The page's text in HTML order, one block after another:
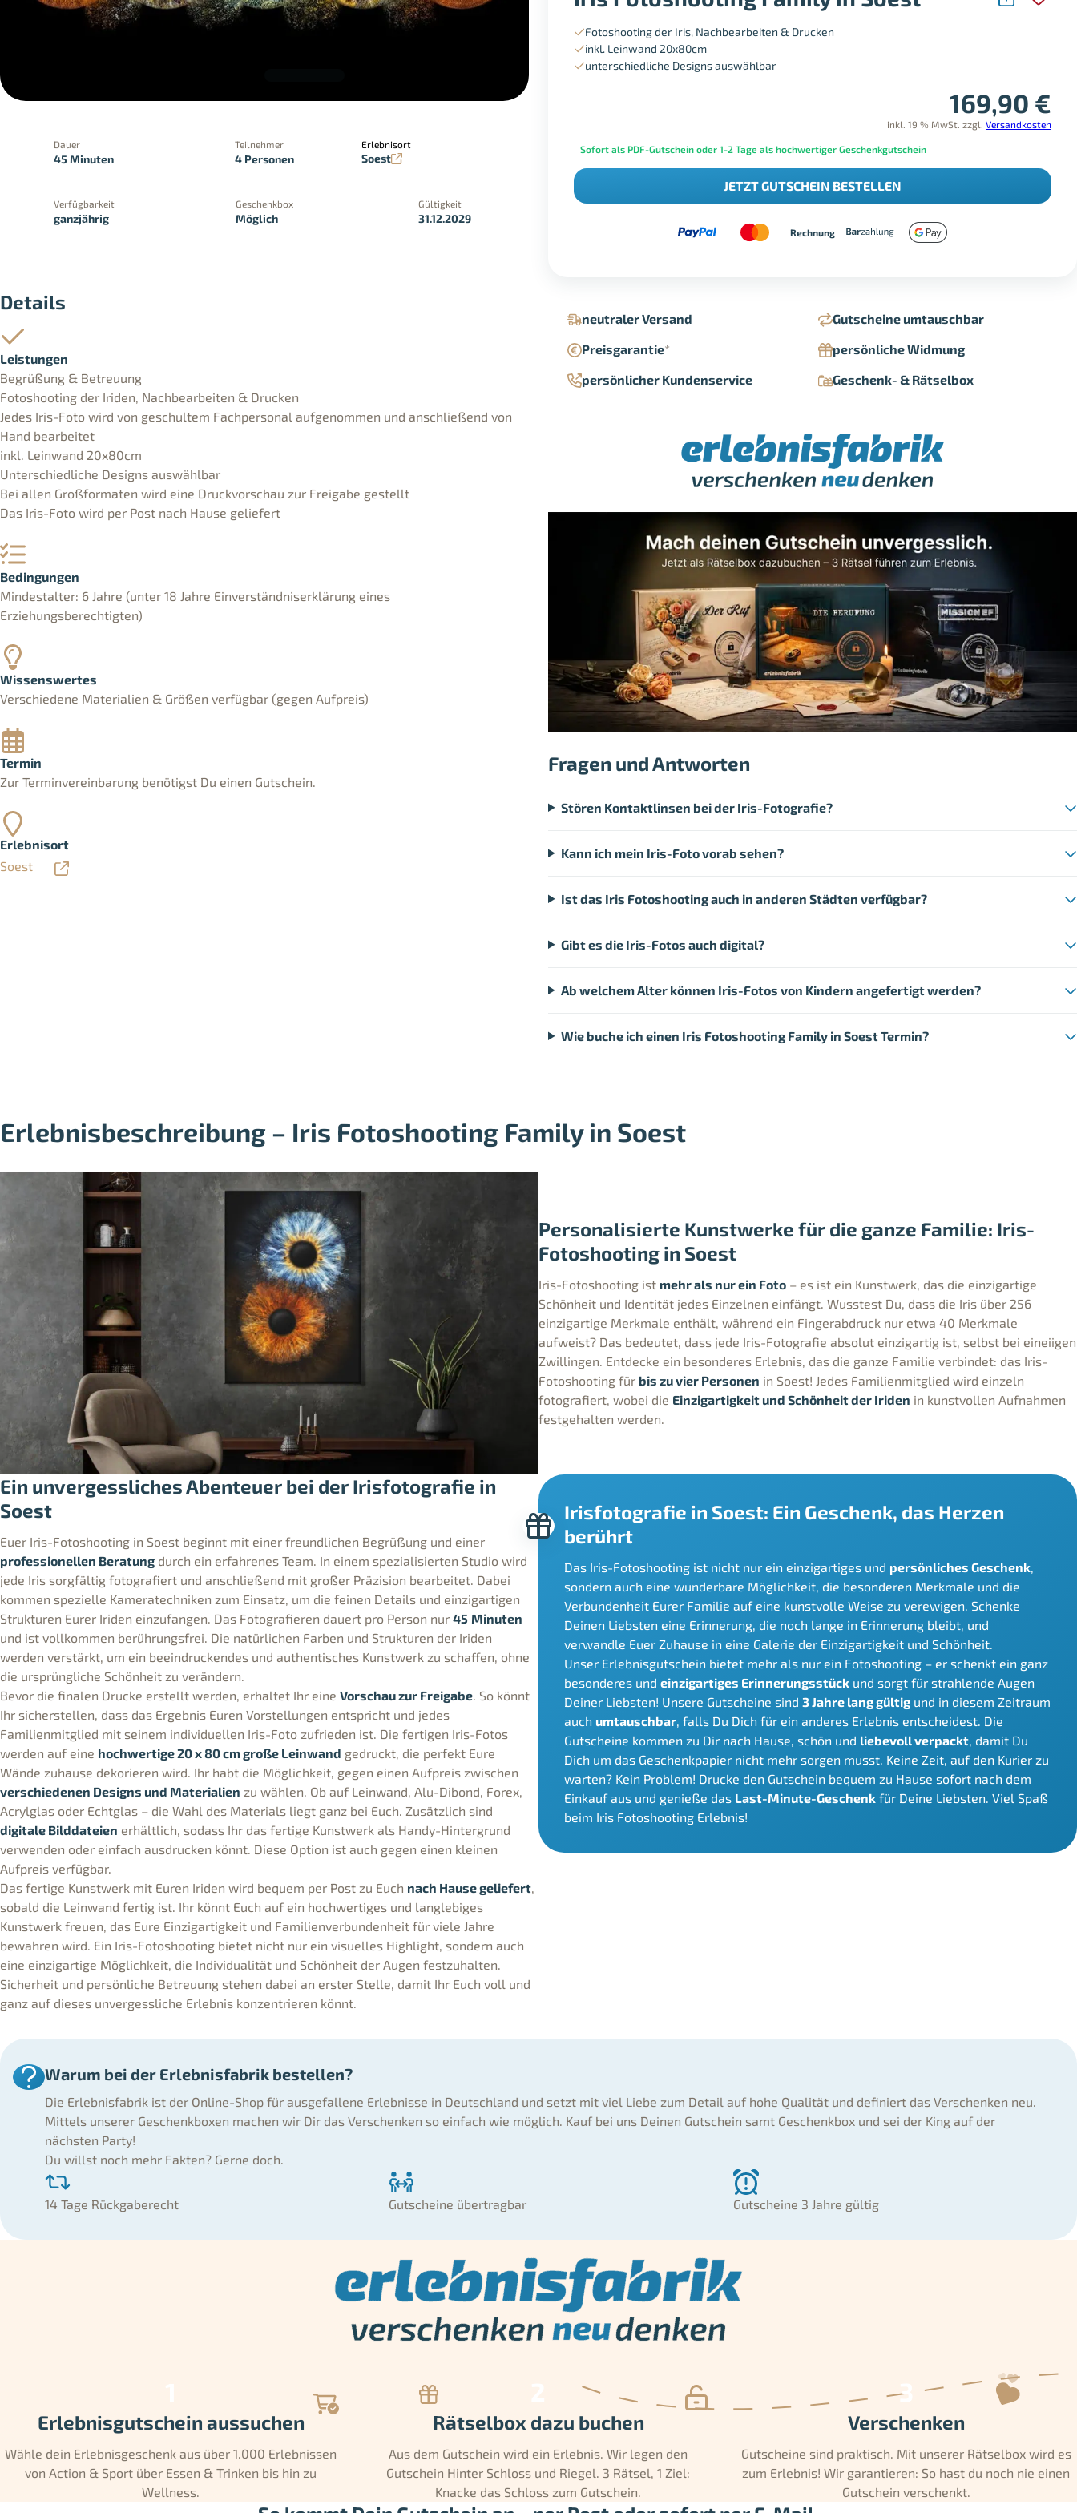
Fotoshooting der Iris, Nachbearbeiten & Drucken
inkl. Leinwand 20x80cm
unterschiedliche Designs auswählbar
169,90 €
inkl. 19 % MwSt. zzgl. Versandkosten
Sofort als PDF-Gutschein oder 1-2 Tage als hochwertiger Geschenkgutschein
JETZT GUTSCHEIN BESTELLEN
Rechnung
Dauer
45 Minuten
Teilnehmer
4 Personen
Erlebnisort
Soest
Verfügbarkeit
ganzjährig
Geschenkbox
Möglich
Gültigkeit
31.12.2029
neutraler Versand
Gutscheine umtauschbar
Preisgarantie*
persönliche Widmung
persönlicher Kundenservice
Geschenk- & Rätselbox
Details
Leistungen
Begrüßung & Betreuung
Fotoshooting der Iriden, Nachbearbeiten & Drucken
Jedes Iris-Foto wird von geschultem Fachpersonal aufgenommen und anschließend von
Hand bearbeitet
inkl. Leinwand 20x80cm
Unterschiedliche Designs auswählbar
Bei allen Großformaten wird eine Druckvorschau zur Freigabe gestellt
Das Iris-Foto wird per Post nach Hause geliefert
Bedingungen
Mindestalter: 6 Jahre (unter 18 Jahre Einverständniserklärung eines
Erziehungsberechtigten)
Wissenswertes
Verschiedene Materialien & Größen verfügbar (gegen Aufpreis)
Termin
Zur Terminvereinbarung benötigst Du einen Gutschein.
Erlebnisort
Soest
Fragen und Antworten
Stören Kontaktlinsen bei der Iris-Fotografie?
Kann ich mein Iris-Foto vorab sehen?
Ist das Iris Fotoshooting auch in anderen Städten verfügbar?
Gibt es die Iris-Fotos auch digital?
Ab welchem Alter können Iris-Fotos von Kindern angefertigt werden?
Wie buche ich einen Iris Fotoshooting Family in Soest Termin?
Erlebnisbeschreibung – Iris Fotoshooting Family in Soest
Personalisierte Kunstwerke für die ganze Familie: Iris-
Fotoshooting in Soest
Iris-Fotoshooting ist mehr als nur ein Foto – es ist ein Kunstwerk, das die einzigartige
Schönheit und Identität jedes Einzelnen einfängt. Wusstest Du, dass die Iris über 256
einzigartige Merkmale enthält, während ein Fingerabdruck nur etwa 40 Merkmale
aufweist? Das bedeutet, dass jede Iris-Fotografie absolut einzigartig ist, selbst bei eineiigen
Zwillingen. Entdecke ein besonderes Erlebnis, das die ganze Familie verbindet: das Iris-
Fotoshooting für bis zu vier Personen in Soest! Jedes Familienmitglied wird einzeln
fotografiert, wobei die Einzigartigkeit und Schönheit der Iriden in kunstvollen Aufnahmen
festgehalten werden.
Ein unvergessliches Abenteuer bei der Irisfotografie in
Soest
Euer Iris-Fotoshooting in Soest beginnt mit einer freundlichen Begrüßung und einer
professionellen Beratung durch ein erfahrenes Team. In einem spezialisierten Studio wird
jede Iris sorgfältig fotografiert und anschließend mit großer Präzision bearbeitet. Dabei
kommen spezielle Kameratechniken zum Einsatz, um die feinen Details und einzigartigen
Strukturen Eurer Iriden einzufangen. Das Fotografieren dauert pro Person nur 45 Minuten
und ist vollkommen berührungsfrei. Die natürlichen Farben und Strukturen der Iriden
werden verstärkt, um ein beeindruckendes und authentisches Kunstwerk zu schaffen, ohne
die ursprüngliche Schönheit zu verändern.
Bevor die finalen Drucke erstellt werden, erhaltet Ihr eine Vorschau zur Freigabe . So könnt
Ihr sicherstellen, dass das Ergebnis Euren Vorstellungen entspricht und jedes
Familienmitglied mit seinem individuellen Iris-Foto zufrieden ist. Die fertigen Iris-Fotos
werden auf eine hochwertige 20 x 80 cm große Leinwand gedruckt, die perfekt Eure
Wände zuhause dekorieren wird. Ihr habt die Möglichkeit, gegen einen Aufpreis zwischen
verschiedenen Designs und Materialien zu wählen. Ob auf Leinwand, Alu-Dibond, Forex,
Acrylglas oder Echtglas – die Wahl des Materials liegt ganz bei Euch. Zusätzlich sind
digitale Bilddateien erhältlich, sodass Ihr das fertige Kunstwerk als Handy-Hintergrund
verwenden oder einfach ausdrucken könnt. Diese Option ist auch gegen einen kleinen
Aufpreis verfügbar.
Das fertige Kunstwerk mit Euren Iriden wird bequem per Post zu Euch nach Hause geliefert
sobald die Leinwand fertig ist. Ihr könnt Euch auf ein hochwertiges und langlebiges
Kunstwerk freuen, das Eure Einzigartigkeit und Familienverbundenheit für viele Jahre
bewahren wird. Ein Iris-Fotoshooting bietet nicht nur ein visuelles Highlight, sondern auch
eine einzigartige Möglichkeit, die Individualität und Schönheit der Augen festzuhalten.
Sicherheit und persönliche Betreuung stehen dabei an erster Stelle, damit Ihr Euch voll und
ganz auf dieses unvergessliche Erlebnis konzentrieren könnt.
Irisfotografie in Soest: Ein Geschenk, das Herzen
berührt
Das Iris-Fotoshooting ist nicht nur ein einzigartiges und persönliches Geschenk
sondern auch eine wunderbare Möglichkeit, die besonderen Merkmale und die
Verbundenheit Eurer Familie auf eine kunstvolle Weise zu verewigen. Schenke
Deinen Liebsten eine Erinnerung, die noch lange in Erinnerung bleibt, und
verwandle Euer Zuhause in eine Galerie der Einzigartigkeit und Schönheit.
Unser Erlebnisgutschein bietet mehr als nur ein Fotoshooting – er schenkt ein ganz
besonderes und einzigartiges Erinnerungsstück und sorgt für strahlende Augen
Deiner Liebsten! Unsere Gutscheine sind 3 Jahre lang gültig und in diesem Zeitraum
auch umtauschbar , falls Du Dich für ein anderes Erlebnis entscheidest. Die
Gutscheine kommen zu Dir nach Hause, schön und liebevoll verpackt , damit Du
Dich um das Geschenkpapier nicht mehr sorgen musst. Keine Zeit, auf den Kurier zu
warten? Kein Problem! Drucke den Gutschein bequem zu Hause sofort nach dem
Einkauf aus und genieße das Last-Minute-Geschenk für Deine Liebsten. Viel Spaß
beim Iris Fotoshooting Erlebnis!
Warum bei der Erlebnisfabrik bestellen?
Die Erlebnisfabrik ist der Online-Shop für ausgefallene Erlebnisse in Deutschland und setzt mit viel Liebe zum Detail auf hohe Qualität und definiert das Verschenken neu.
Mittels unserer Geschenkboxen machen wir Dir das Verschenken so einfach wie möglich. Kauf bei uns Deinen Gutschein samt Geschenkbox und sei der King auf der
nächsten Party!
Du willst noch mehr Fakten? Gerne doch.
14 Tage Rückgaberecht Gutscheine übertragbar Gutscheine 3 Jahre gültig
Erlebnisgutschein aussuchen
Wähle dein Erlebnisgeschenk aus über 1.000 Erlebnissen
von Action & Sport über Essen & Trinken bis hin zu
Wellness.
Rätselbox dazu buchen
Aus dem Gutschein wird ein Erlebnis. Wir legen den
Gutschein Hinter Schloss und Riegel. 3 Rätsel, 1 Ziel:
Knacke das Schloss zum Gutschein.
Verschenken
Gutscheine sind praktisch. Mit unserer Rätselbox wird es
zum Erlebnis! Wir garantieren: So hast du noch nie einen
Gutschein verschenkt.